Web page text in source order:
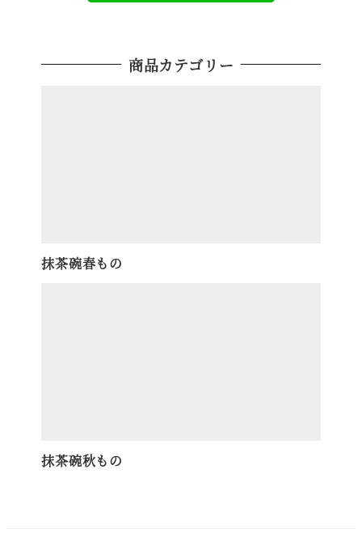
商品カテゴリー
抹茶碗春もの
抹茶碗秋もの